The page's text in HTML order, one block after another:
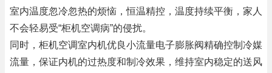
室内温度忽冷忽热的烦恼，恒温精控，温度持续平衡，家人
不会轻易受“柜机空调病”的侵扰。
同时，柜机空调室内机优良小流量电子膨胀阀精确控制冷媒
流量，保证内机的过热度和制冷效果，维持室内稳定的送风